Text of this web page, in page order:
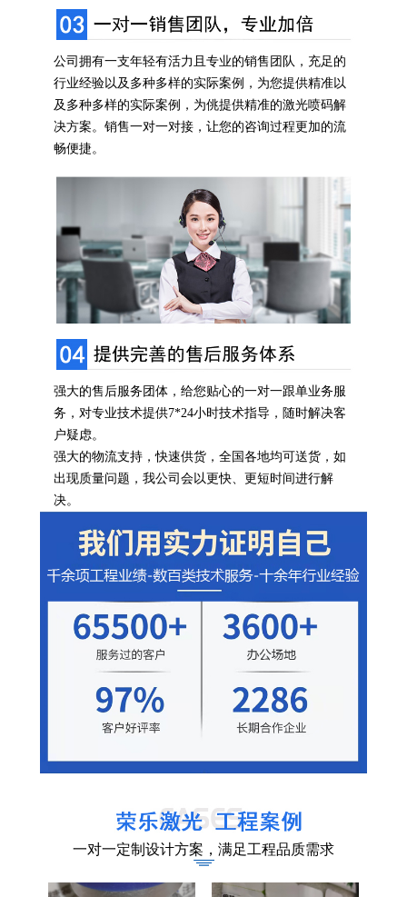
公司拥有一支年轻有活力且专业的销售团队，充足的
行业经验以及多种多样的实际案例，为您提供精准以
及多种多样的实际案例，为佻提供精准的激光喷码解
决方案。销售一对一对接，让您的咨询过程更加的流
畅便捷。
强大的售后服务团体，给您贴心的一对一跟单业务服
务，对专业技术提供7*24小时技术指导，随时解决客
户疑虑。
强大的物流支持，快速供货，全国各地均可送货，如
出现质量问题，我公司会以更快、更短时间进行解
决。
一对一定制设计方案，满足工程品质需求